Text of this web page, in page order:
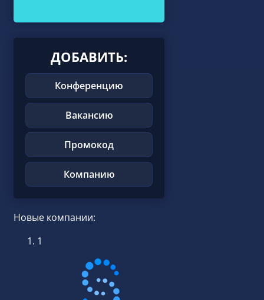
ДОБАВИТЬ:
Конференцию
Вакансию
Промокод
Компанию
Новые компании:
1